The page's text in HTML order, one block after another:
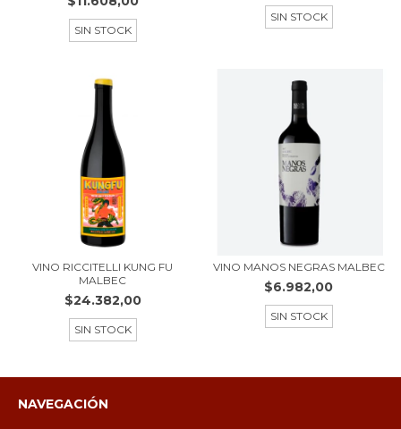
SIN STOCK
SIN STOCK
VINO RICCITELLI KUNG FU
MALBEC
$24.382,00
SIN STOCK
VINO MANOS NEGRAS MALBEC
$6.982,00
SIN STOCK
NAVEGACIÓN